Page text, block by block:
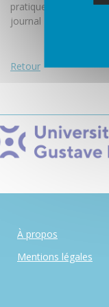
pratique lors d'une
journal Libération.
Retour
À propos
Mentions légales